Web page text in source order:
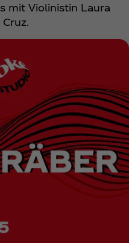
mit Violinistin Laura